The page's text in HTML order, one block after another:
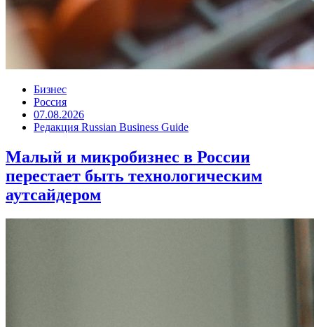
Бизнес
Россия
07.08.2026
Редакция Russian Business Guide
Малый и микробизнес в России
перестает быть технологическим
аутсайдером